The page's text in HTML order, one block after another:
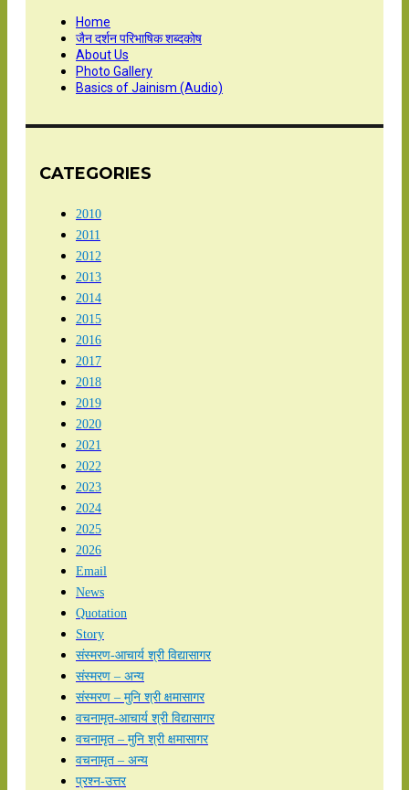
Home
जैन दर्शन परिभाषिक शब्दकोष
About Us
Photo Gallery
Basics of Jainism (Audio)
CATEGORIES
2010
2011
2012
2013
2014
2015
2016
2017
2018
2019
2020
2021
2022
2023
2024
2025
2026
Email
News
Quotation
Story
संस्मरण-आचार्य श्री विद्यासागर
संस्मरण – अन्य
संस्मरण – मुनि श्री क्षमासागर
वचनामृत-आचार्य श्री विद्यासागर
वचनामृत – मुनि श्री क्षमासागर
वचनामृत – अन्य
प्रश्न-उत्तर